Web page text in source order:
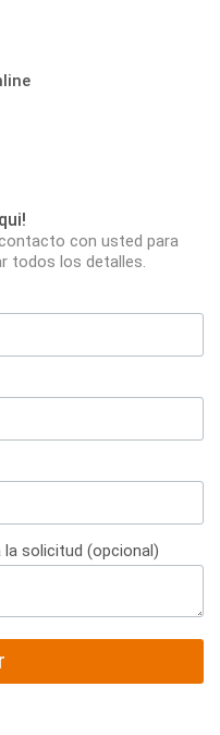
con usted para
todos los detalles.
solicitud (opcional)